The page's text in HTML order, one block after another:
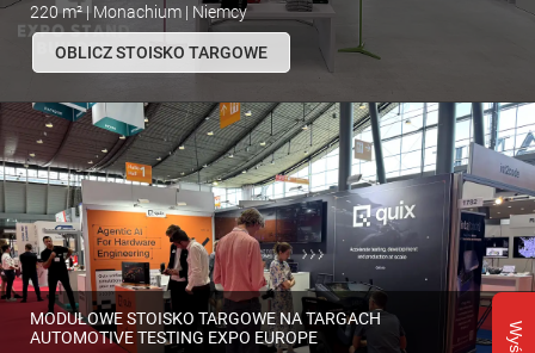
220 m² | Monachium | Niemcy
OBLICZ STOISKO TARGOWE
MODUŁOWE STOISKO TARGOWE NA TARGACH
AUTOMOTIVE TESTING EXPO EUROPE